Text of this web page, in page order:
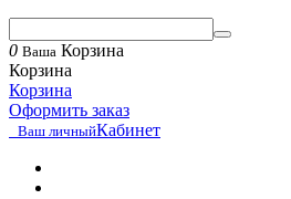
0 Ваша Корзина
Корзина
Корзина
Оформить заказ
Ваш личныйКабинет